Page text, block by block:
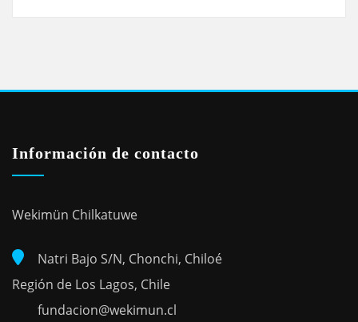
Información de contacto
Wekimün Chilkatuwe
Natri Bajo S/N, Chonchi, Chiloé
Región de Los Lagos, Chile
fundacion@wekimun.cl